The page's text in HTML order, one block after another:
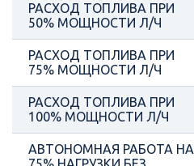
РАСХОД ТОПЛИВА ПРИ
50% МОЩНОСТИ Л/Ч
РАСХОД ТОПЛИВА ПРИ
75% МОЩНОСТИ Л/Ч
РАСХОД ТОПЛИВА ПРИ
100% МОЩНОСТИ Л/Ч
АВТОНОМНАЯ РАБОТА НА